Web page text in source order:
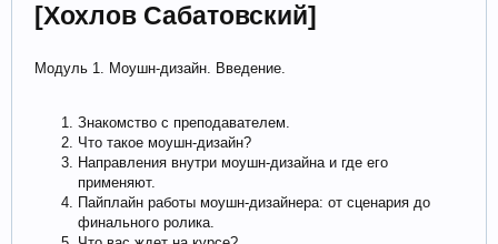
[Хохлов Сабатовский]
Модуль 1. Моушн-дизайн. Введение.
Знакомство с преподавателем.
Что такое моушн-дизайн?
Направления внутри моушн-дизайна и где его
применяют.
Пайплайн работы моушн-дизайнера: от сценария до
финального ролика.